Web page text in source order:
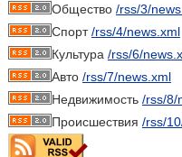
Общество /rss/3/
Спорт/rss/4/news.xml
Культура /rss/6/
Авто /rss/7/news.xml
Недвижимость /rss/8/
Происшествия /rss/